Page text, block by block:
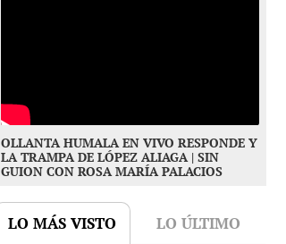
OLLANTA HUMALA EN VIVO RESPONDE Y
LA TRAMPA DE LÓPEZ ALIAGA | SIN
GUION CON ROSA MARÍA PALACIOS
LO MÁS VISTO LO ÚLTIMO